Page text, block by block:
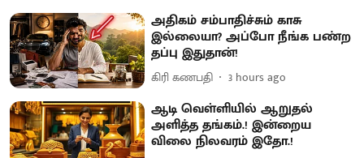
அதிகம் சம்பாதிச்சும் காசு
இல்லையா? அப்போ நீங்க பண்ற
தப்பு இதுதான்!
கிரி கணபதி 3 hours ago
ஆடி வெள்ளியில் ஆறுதல்
அளித்த தங்கம்.! இன்றைய
விலை நிலவரம் இதோ.!